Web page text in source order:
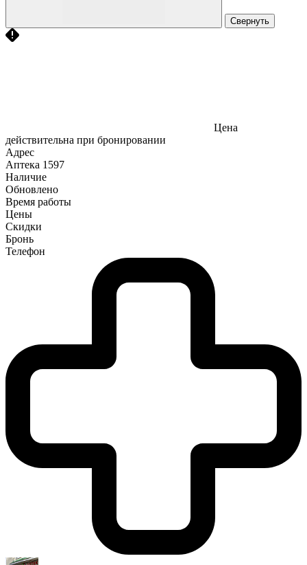
Свернуть
Цена
действительна при бронировании
Адрес
Аптека 1597
Наличие
Обновлено
Время работы
Цены
Скидки
Бронь
Телефон